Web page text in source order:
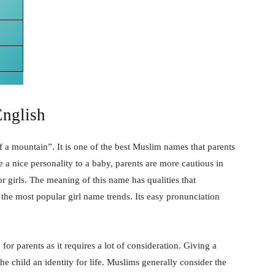
mountain”. It is one of the best Muslim names that parents
nice personality to a baby, parents are more cautious in
girls. The meaning of this name has qualities that
most popular girl name trends. Its easy pronunciation
parents as it requires a lot of consideration. Giving a
child an identity for life. Muslims generally consider the